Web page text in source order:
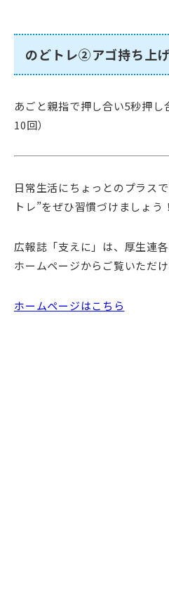
のどトレ②アゴ持ち上
あごと親指で押し合い5秒押
10回）
日常生活にちょっとのプラス
トレ”をぜひ習慣づけましょう！
広報誌「支えに」は、厚生連
ホームページからご覧いただけ
ホームページはこちら